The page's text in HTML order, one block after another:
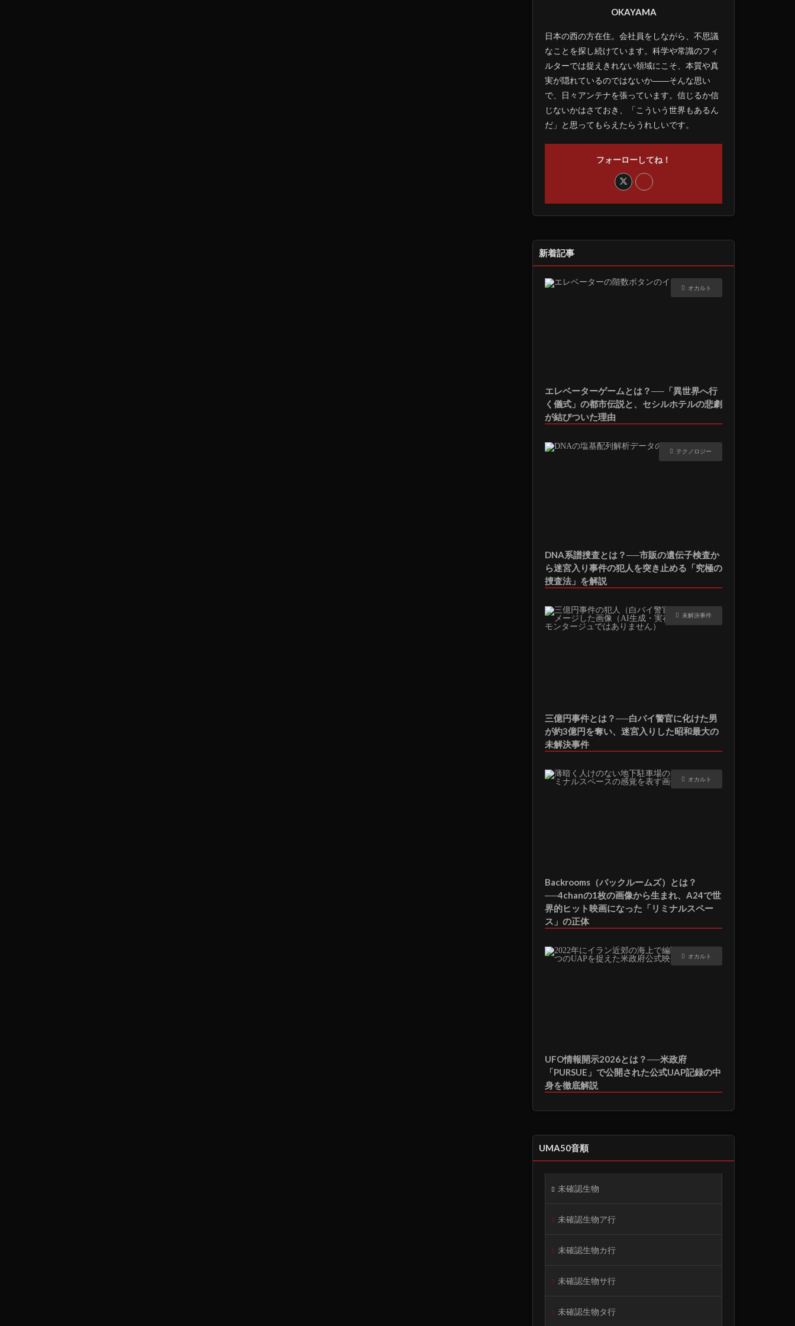
OKAYAMA
日本の西の方在住。会社員をしながら、不思議
なことを探し続けています。科学や常識のフィ
ルターでは捉えきれない領域にこそ、本質や真
実が隠れているのではないか――そんな思い
で、日々アンテナを張っています。信じるか信
じないかはさておき、「こういう世界もあるん
だ」と思ってもらえたらうれしいです。
フォーローしてね！
新着記事
オカルト
エレベーターゲームとは？──「異世界へ行
く儀式」の都市伝説と、セシルホテルの悲劇
が結びついた理由
テクノロジー
DNA系譜捜査とは？──市販の遺伝子検査か
ら迷宮入り事件の犯人を突き止める「究極の
捜査法」を解説
未解決事件
三億円事件とは？──白バイ警官に化けた男
が約3億円を奪い、迷宮入りした昭和最大の
未解決事件
オカルト
Backrooms（バックルームズ）とは？
──4chanの1枚の画像から生まれ、A24で世
界的ヒット映画になった「リミナルスペー
ス」の正体
オカルト
UFO情報開示2026とは？──米政府
「PURSUE」で公開された公式UAP記録の中
身を徹底解説
UMA50音順
未確認生物
未確認生物ア行
未確認生物カ行
未確認生物サ行
未確認生物タ行